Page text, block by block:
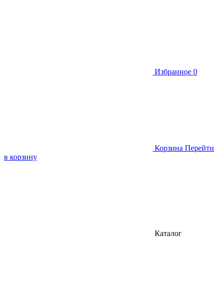
Избранное 0
Корзина Перейти
в корзину
Каталог